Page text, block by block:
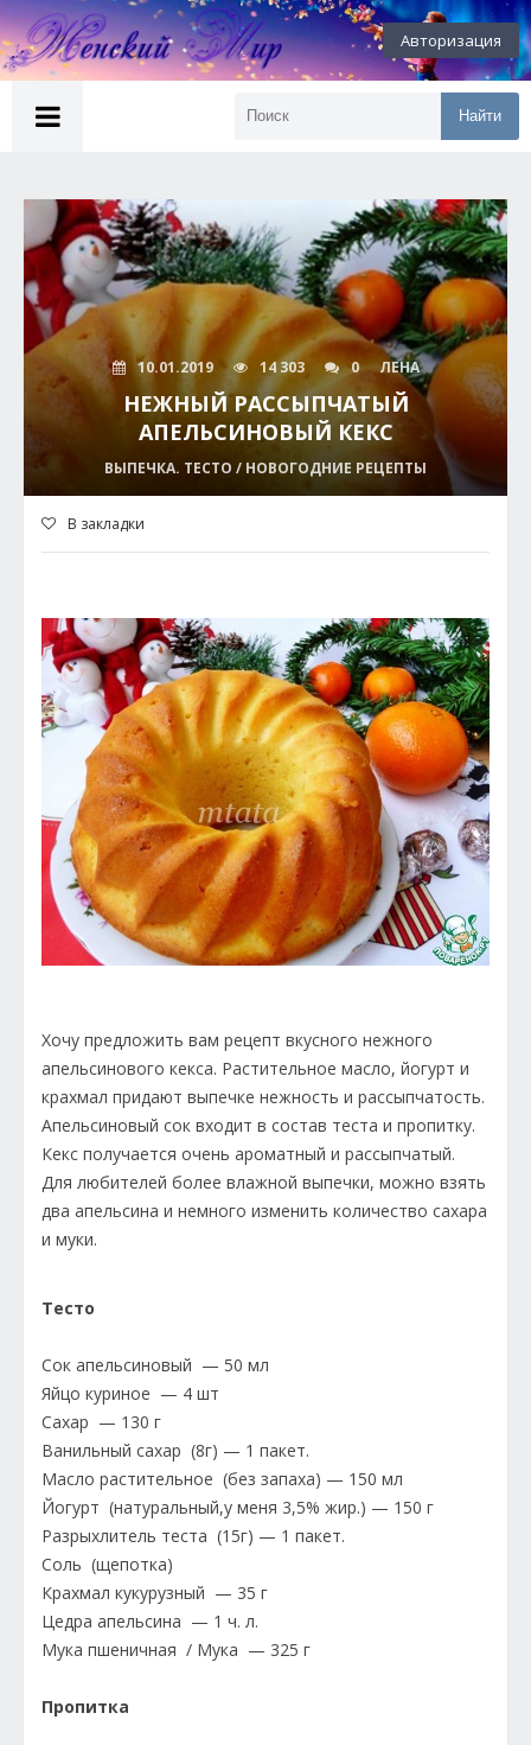
Авторизация
Найти
10.01.2019 14 303 0 ЛЕНА
НЕЖНЫЙ РАССЫПЧАТЫЙ
АПЕЛЬСИНОВЫЙ КЕКС
ВЫПЕЧКА. ТЕСТО / НОВОГОДНИЕ РЕЦЕПТЫ
В закладки
Хочу предложить вам рецепт вкусного нежного
апельсинового кекса. Растительное масло, йогурт и
крахмал придают выпечке нежность и рассыпчатость.
Апельсиновый сок входит в состав теста и пропитку.
Кекс получается очень ароматный и рассыпчатый.
Для любителей более влажной выпечки, можно взять
два апельсина и немного изменить количество сахара
и муки.
Тесто
Сок апельсиновый — 50 мл
Яйцо куриное — 4 шт
Сахар — 130 г
Ванильный сахар (8г) — 1 пакет.
Масло растительное (без запаха) — 150 мл
Йогурт (натуральный,у меня 3,5% жир.) — 150 г
Разрыхлитель теста (15г) — 1 пакет.
Соль (щепотка)
Крахмал кукурузный — 35 г
Цедра апельсина — 1 ч. л.
Мука пшеничная / Мука — 325 г
Пропитка